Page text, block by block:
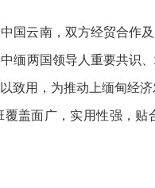
国云南，双方经贸合作
缅两国领导人重要共识
致用，为推动上缅甸经济
盖面广，实用性强，